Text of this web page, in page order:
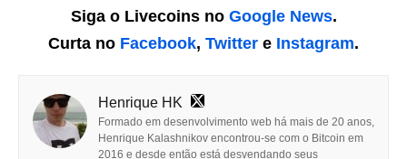
Siga o Livecoins no Google News.
Curta no Facebook, Twitter e Instagram.
Henrique HK
Formado em desenvolvimento web há mais de 20 anos,
Henrique Kalashnikov encontrou-se com o Bitcoin em
2016 e desde então está desvendando seus